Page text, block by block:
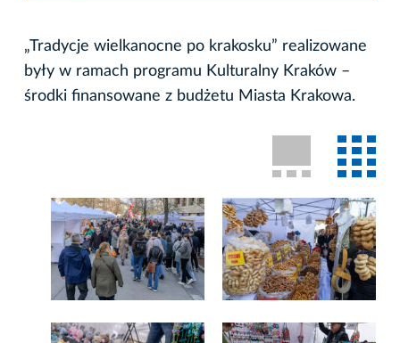
„Tradycje wielkanocne po krakosku” realizowane
były w ramach programu Kulturalny Kraków –
środki finansowane z budżetu Miasta Krakowa.